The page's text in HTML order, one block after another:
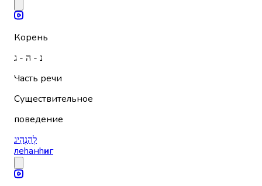
Корень
נ - ה - ג
Часть речи
Существительное
поведение
לְהַנְהִיג
леhанhиг